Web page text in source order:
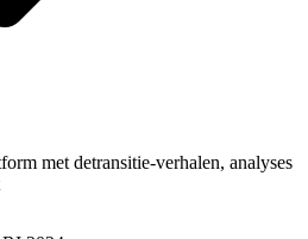
met detransitie-verhalen, analyses